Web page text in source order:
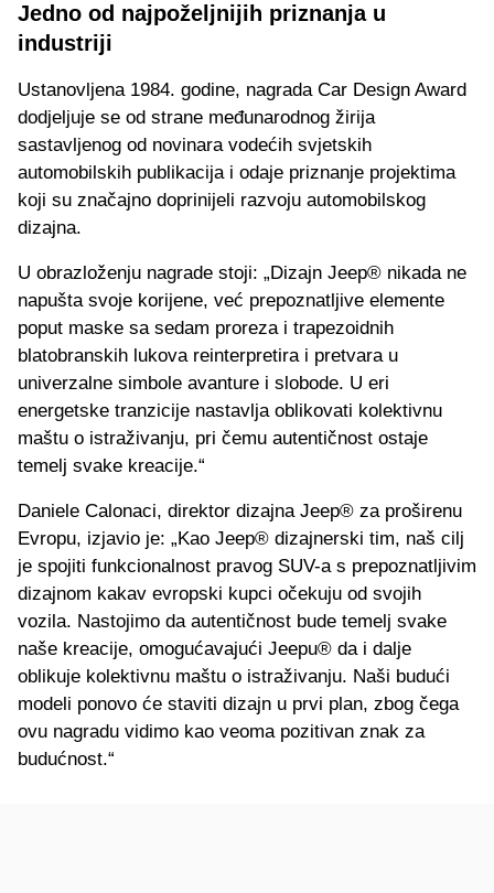
Jedno od najpoželjnijih priznanja u
industriji
Ustanovljena 1984. godine, nagrada Car Design Award
dodjeljuje se od strane međunarodnog žirija
sastavljenog od novinara vodećih svjetskih
automobilskih publikacija i odaje priznanje projektima
koji su značajno doprinijeli razvoju automobilskog
dizajna.
U obrazloženju nagrade stoji: „Dizajn Jeep® nikada ne
napušta svoje korijene, već prepoznatljive elemente
poput maske sa sedam proreza i trapezoidnih
blatobranskih lukova reinterpretira i pretvara u
univerzalne simbole avanture i slobode. U eri
energetske tranzicije nastavlja oblikovati kolektivnu
maštu o istraživanju, pri čemu autentičnost ostaje
temelj svake kreacije.“
Daniele Calonaci, direktor dizajna Jeep® za proširenu
Evropu, izjavio je: „Kao Jeep® dizajnerski tim, naš cilj
je spojiti funkcionalnost pravog SUV-a s prepoznatljivim
dizajnom kakav evropski kupci očekuju od svojih
vozila. Nastojimo da autentičnost bude temelj svake
naše kreacije, omogućavajući Jeepu® da i dalje
oblikuje kolektivnu maštu o istraživanju. Naši budući
modeli ponovo će staviti dizajn u prvi plan, zbog čega
ovu nagradu vidimo kao veoma pozitivan znak za
budućnost.“